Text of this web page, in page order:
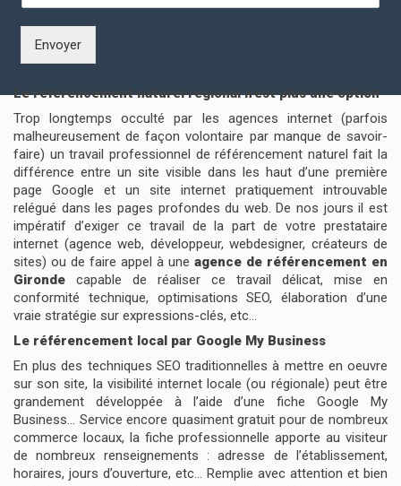
Envoyer
Le référencement naturel régional n’est plus une option
Trop longtemps occulté par les agences internet (parfois
malheureusement de façon volontaire par manque de savoir-
faire) un travail professionnel de référencement naturel fait la
différence entre un site visible dans les haut d’une première
page Google et un site internet pratiquement introuvable
relégué dans les pages profondes du web. De nos jours il est
impératif d’exiger ce travail de la part de votre prestataire
internet (agence web, développeur, webdesigner, créateurs de
sites) ou de faire appel à une agence de référencement en
Gironde capable de réaliser ce travail délicat, mise en
conformité technique, optimisations SEO, élaboration d’une
vraie stratégie sur expressions-clés, etc…
Le référencement local par Google My Business
En plus des techniques SEO traditionnelles à mettre en oeuvre
sur son site, la visibilité internet locale (ou régionale) peut être
grandement développée à l’aide d’une fiche Google My
Business… Service encore quasiment gratuit pour de nombreux
commerce locaux, la fiche professionnelle apporte au visiteur
de nombreux renseignements : adresse de l’établissement,
horaires, jours d’ouverture, etc… Remplie avec attention et bien